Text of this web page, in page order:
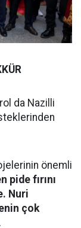
da Nazilli
önemli
pide fırını
Nuri
çok